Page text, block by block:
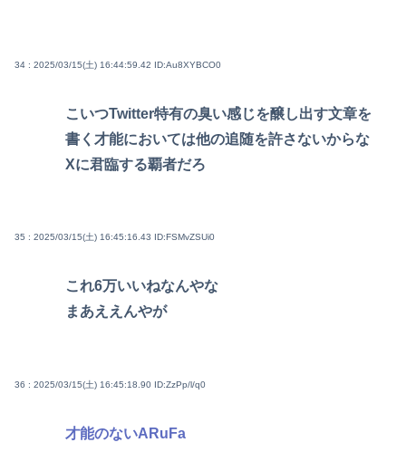
34 : 2025/03/15(土) 16:44:59.42 ID:Au8XYBCO0
こいつTwitter特有の臭い感じを醸し出す文章を
書く才能においては他の追随を許さないからな
Xに君臨する覇者だろ
35 : 2025/03/15(土) 16:45:16.43 ID:FSMvZSUi0
これ6万いいねなんやな
まあええんやが
36 : 2025/03/15(土) 16:45:18.90 ID:ZzPp/l/q0
才能のないARuFa